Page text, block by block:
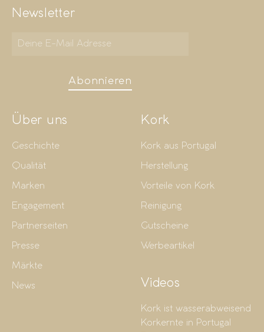
Newsletter
Abonnieren
Über uns
Geschichte
Qualität
Marken
Engagement
Partnerseiten
Presse
Märkte
News
Kork
Kork aus Portugal
Herstellung
Vorteile von Kork
Reinigung
Gutscheine
Werbeartikel
Videos
Kork ist wasserabweisend
Korkernte in Portugal